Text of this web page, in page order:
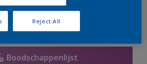
Boodschappenlijst
Reject All